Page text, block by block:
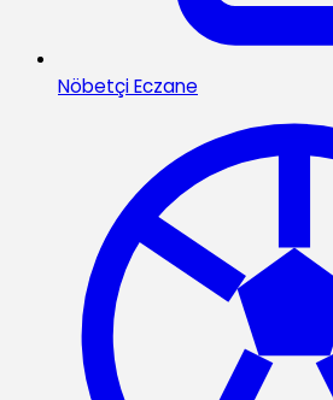
Nöbetçi Eczane